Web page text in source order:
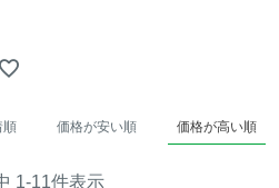
順 価格が安い順 価格が高い順
1-11件表示